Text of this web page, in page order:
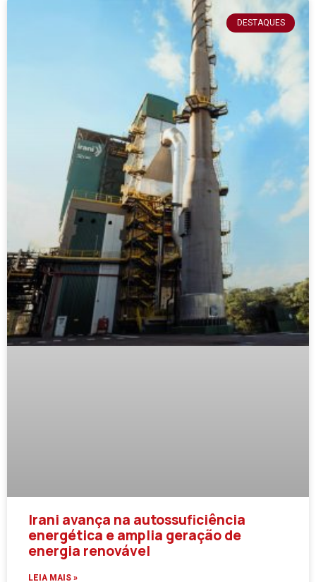
DESTAQUES
Irani avança na autossuficiência
energética e amplia geração de
energia renovável
LEIA MAIS »